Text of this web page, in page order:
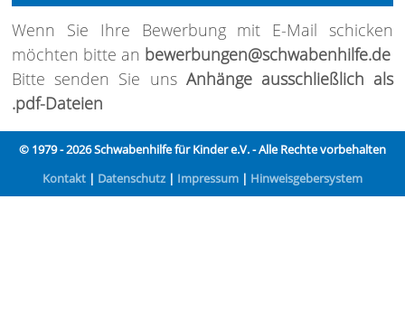
Wenn Sie Ihre Bewerbung mit E-Mail schicken
möchten bitte an bewerbungen@schwabenhilfe.de
Bitte senden Sie uns Anhänge ausschließlich als
.pdf-Dateien
© 1979 - 2026 Schwabenhilfe für Kinder e.V. - Alle Rechte vorbehalten
Kontakt | Datenschutz | Impressum | Hinweisgebersystem